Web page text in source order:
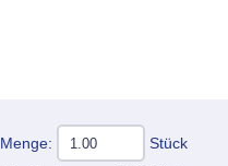
Menge: Stück